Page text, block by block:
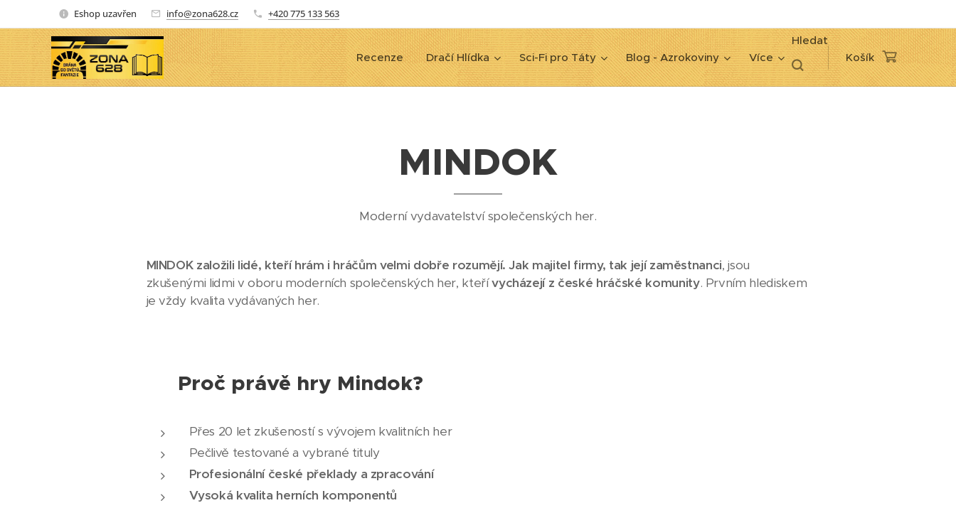
Eshop uzavřen info@zona628.cz +420 775 133 563
Recenze Dračí Hlídka Sci-Fi pro Táty Blog - Azrokoviny Více
Hledat
Košík
MINDOK
Moderní vydavatelství společenských her.
MINDOK založili lidé, kteří hrám i hráčům velmi dobře rozumějí. Jak majitel firmy, tak její zaměstnanci, jsou
zkušenými lidmi v oboru moderních společenských her, kteřívycházejí z české hráčské komunity. Prvním hlediskem
je vždy kvalita vydávaných her.
🏆 Proč právě hry Mindok?
Přes 20 let zkušeností s vývojem kvalitních her
Pečlivě testované a vybrané tituly
Profesionální české překlady a zpracování
Vysoká kvalita herních komponentů